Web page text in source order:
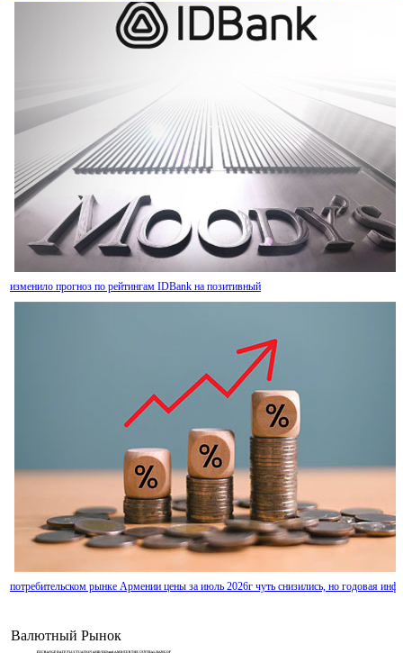
изменило прогноз по рейтингам IDBank на позитивный
потребительском рынке Армении цены за июль 2026г чуть снизились, но годовая
Валютный Рынок